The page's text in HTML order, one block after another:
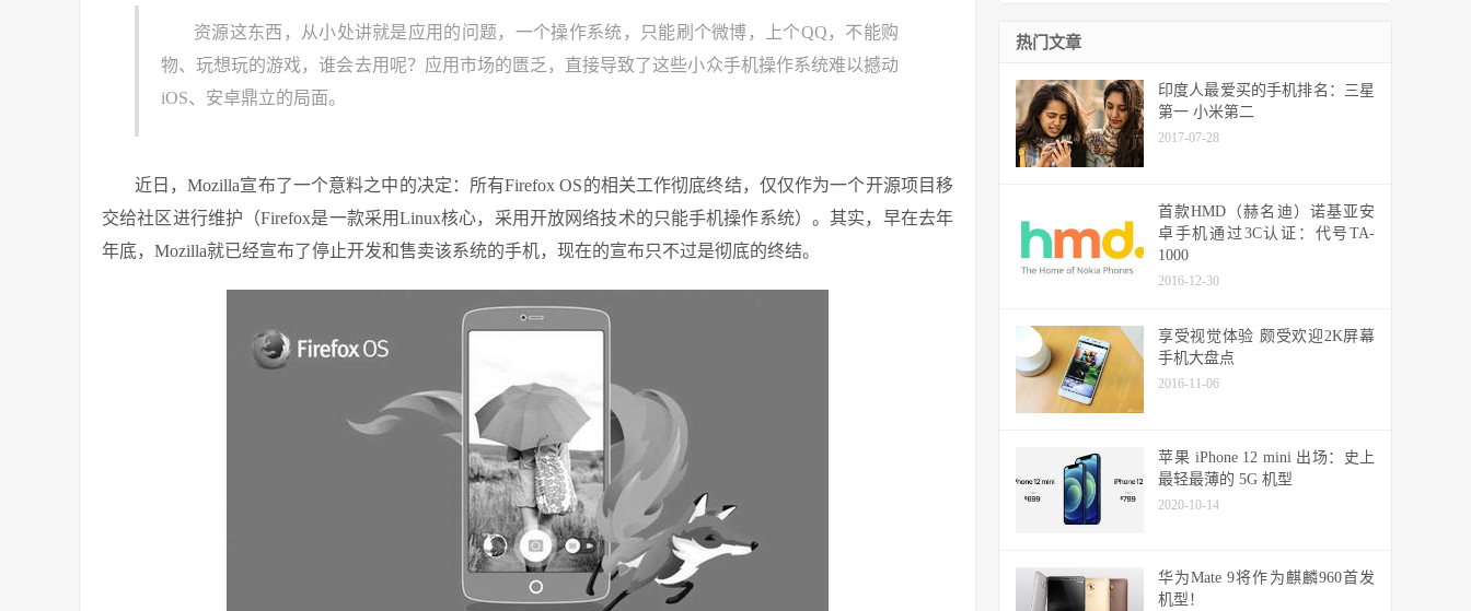
资源这东西，从小处讲就是应用的问题，一个操作系统，只能刷个微博，上个QQ，不能购
物、玩想玩的游戏，谁会去用呢？应用市场的匮乏，直接导致了这些小众手机操作系统难以撼动
iOS、安卓鼎立的局面。
近日，Mozilla宣布了一个意料之中的决定：所有Firefox OS的相关工作彻底终结，仅仅作为一个开源项目移
交给社区进行维护（Firefox是一款采用Linux核心，采用开放网络技术的只能手机操作系统）。其实，早在去年
年底，Mozilla就已经宣布了停止开发和售卖该系统的手机，现在的宣布只不过是彻底的终结。
热门文章
印度人最爱买的手机排名：三星
第一 小米第二
2017-07-28
首款HMD（赫名迪）诺基亚安
卓手机通过3C认证：代号TA-
1000
2016-12-30
享受视觉体验 颇受欢迎2K屏幕
手机大盘点
2016-11-06
苹果 iPhone 12 mini 出场：史上
最轻最薄的 5G 机型
2020-10-14
华为Mate 9将作为麒麟960首发
机型！